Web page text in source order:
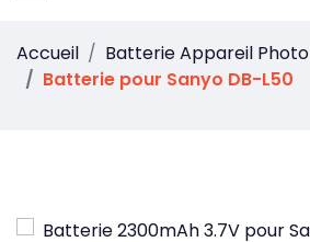
Accueil Batterie Appareil Photo
Batterie pour Sanyo DB-L50